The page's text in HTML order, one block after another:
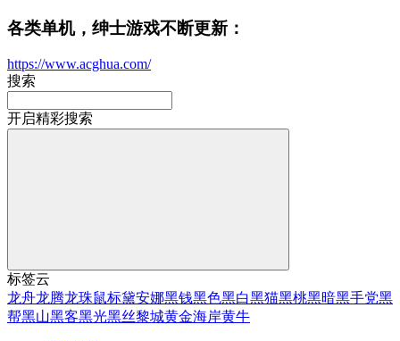
各类单机，绅士游戏不断更新：
https://www.acghua.com/
搜索
开启精彩搜索
标签云
龙舟龙腾龙珠鼠标黛安娜黑钱黑色黑白黑猫黑桃黑暗黑手党黑
帮黑山黑客黑光黑丝黎城黄金海岸黄牛